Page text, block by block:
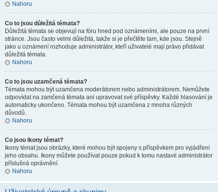
Nahoru
Co to jsou důležitá témata?
Důležitá témata se objevují na fóru hned pod oznámeními, ale pouze na první
stránce. Jsou často velmi důležitá, takže si je přečtěte tam, kde jsou. Stejně
jako u oznámení rozhoduje administrátor, kteří uživatelé mají právo přidávat
důležitá témata.
Nahoru
Co to jsou uzamčená témata?
Témata mohou být uzamčena moderátorem nebo administrátorem. Nemůžete
odpovídat na zamčená témata ani upravovat své příspěvky. Každé hlasování je
automaticky ukončeno. Témata mohou být uzamčena z mnoha různých
důvodů.
Nahoru
Co jsou ikony témat?
Ikony témat jsou obrázky, které mohou být spojeny s příspěvkem pro vyjádření
jeho obsahu. Ikony můžete používat pouze pokud k tomu nastavil administrátor
příslušná oprávnění.
Nahoru